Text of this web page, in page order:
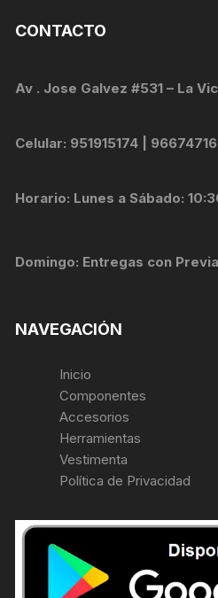
CONTACTO
Av . Jose Galvez #531 – La
Celular: 951915174 |
Horario: Lunes a Sábado:
Domingo: Entregas con
NAVEGACIÓN
Inicio
Componentes
Accesorios
Herramientas
Vestimenta
Política de Privacidad